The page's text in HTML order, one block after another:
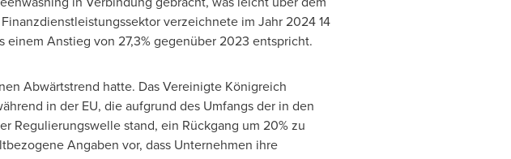
verzeichnete im Jahr 2024 14
Anstieg von 27,3% gegenüber 2023 entspricht.
Abwärtstrend hatte. Das Vereinigte Königreich
in der EU, die aufgrund des Umfangs der in den
Regulierungswelle stand, ein Rückgang um 20% zu
Angaben vor, dass Unternehmen ihre